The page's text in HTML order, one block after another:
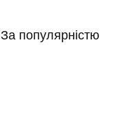
За популярністю